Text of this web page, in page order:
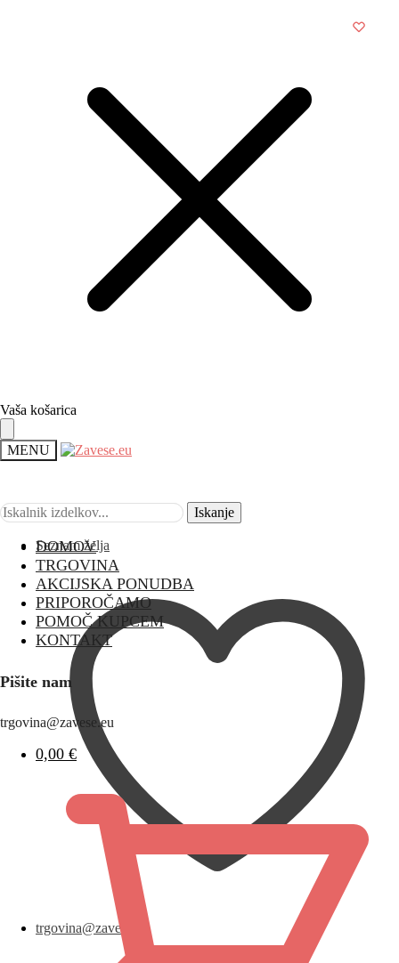
Vaša košarica
MENU
Iskanje
Seznam želja
trgovina@zavese.eu
Iskanje
DOMOV
TRGOVINA
AKCIJSKA PONUDBA
PRIPOROČAMO
POMOČ KUPCEM
KONTAKT
Pišite nam
trgovina@zavese.eu
0,00 €